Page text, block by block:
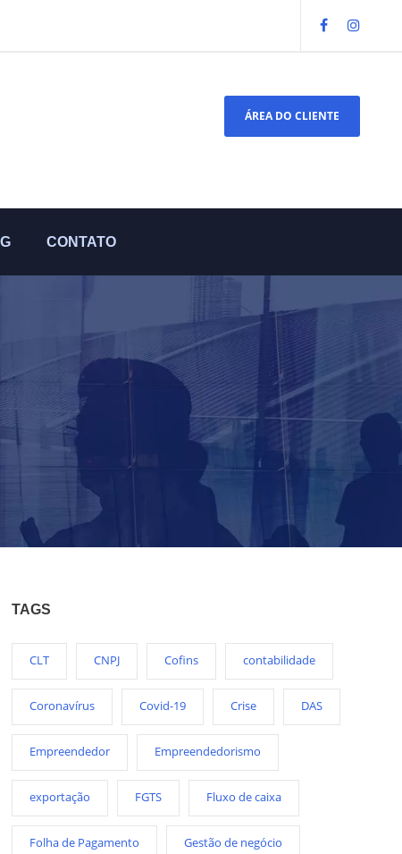
ÁREA DO CLIENTE
CONTATO
TAGS
CLT CNPJ Cofins contabilidade
Coronavírus Covid-19 Crise DAS
Empreendedor Empreendedorismo
exportação FGTS Fluxo de caixa
Folha de Pagamento Gestão de negócio